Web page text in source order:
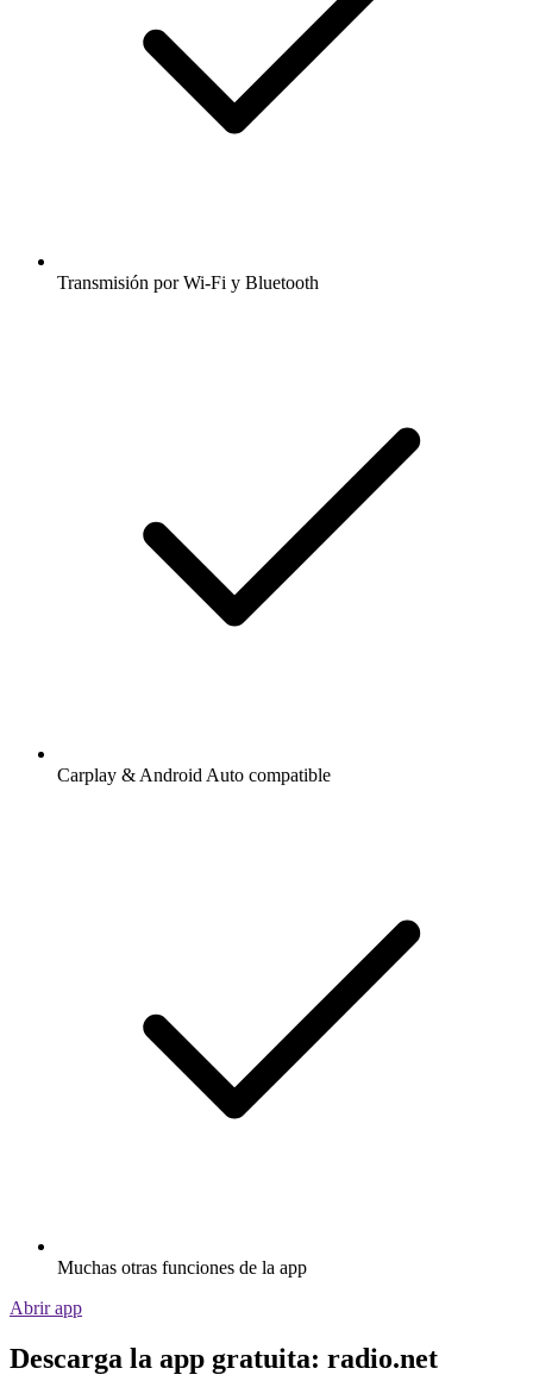
Transmisión por Wi-Fi y Bluetooth
Carplay & Android Auto compatible
Muchas otras funciones de la app
Abrir app
Descarga la app gratuita: radio.net